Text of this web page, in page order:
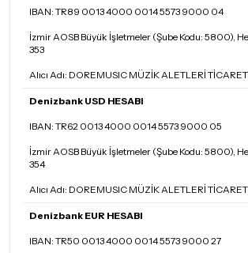
IBAN: TR89 0013 4000 0014 5573 9000 04
İzmir AOSB Büyük İşletmeler (Şube Kodu: 5800),
353
Alıcı Adı: DOREMUSIC MÜZİK ALETLERİ
Denizbank USD HESABI
IBAN: TR62 0013 4000 0014 5573 9000 05
İzmir AOSB Büyük İşletmeler (Şube Kodu: 5800),
354
Alıcı Adı: DOREMUSIC MÜZİK ALETLERİ
Denizbank EUR HESABI
IBAN: TR50 0013 4000 0014 5573 9000 27